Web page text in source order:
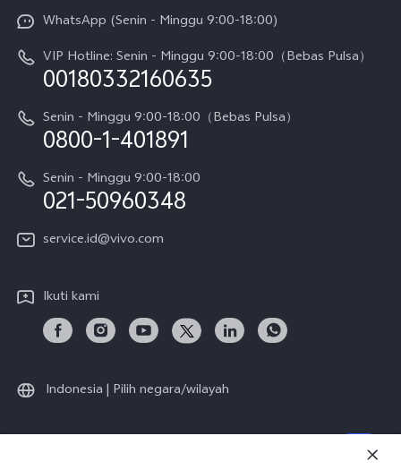
V70
V70 FE
Y05
X300 Pro
Gerai Terdekat
Funtouch OS
Pembaruan Sistem
Harga Spare Part
Otentikasi IMEI
Kebijakan Garansi vivo
Layanan Perbaikan Antar Jemput
Unduh LUT untuk Memulihkan Log
Sejarah
Berita
Pemberitahuan Hukum
Tentang Kami
Pusat Privasi vivo
WhatsApp (Senin - Minggu 9:00-18:00)
VIP Hotline: Senin - Minggu 9:00-18:00（Bebas Pulsa）
00180332160635
Senin - Minggu 9:00-18:00（Bebas Pulsa）
0800-1-401891
Senin - Minggu 9:00-18:00
021-50960348
service.id@vivo.com
Ikuti kami
Indonesia | Pilih negara/wilayah